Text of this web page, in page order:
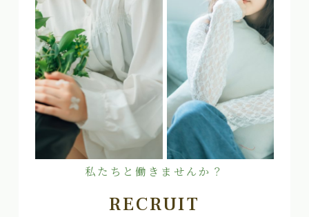
私たちと働きませんか？
RECRUIT